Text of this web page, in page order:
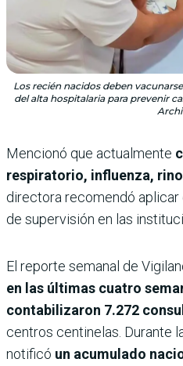
Los recién nacidos deben
del alta hospitalaria para prevenir
Mencionó que actualmente
respiratorio, influenza,
directora recomendó
de supervisión en las
El reporte semanal de
en las últimas cuatro
contabilizaron 7.272
centros centinelas. Durante
notificó un acumulado